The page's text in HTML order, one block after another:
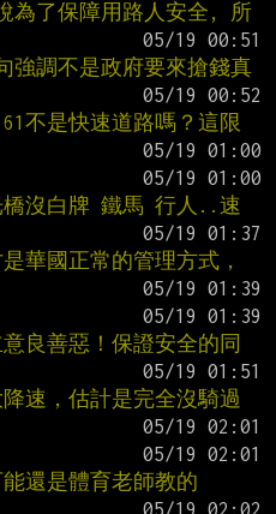
為了保障用路人安全, 所
強調不是政府要來搶錢真
不是快速道路嗎？這限
沒白牌 鐵馬 行人..速
華國正常的管理方式，
良善惡！保證安全的同
速，估計是完全沒騎過
還是體育老師教的